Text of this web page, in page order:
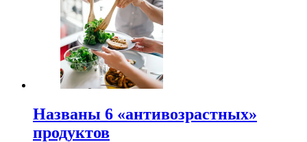
Названы 6 «антивозрастных»
продуктов